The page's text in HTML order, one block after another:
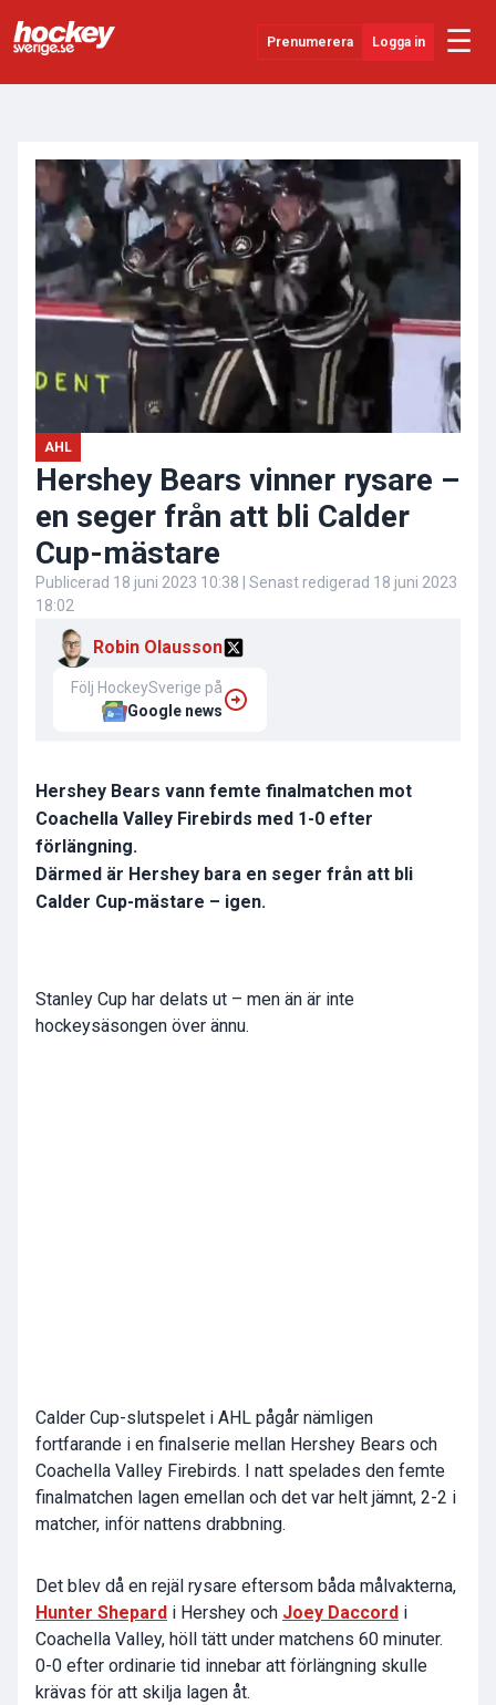
Prenumerera Logga in ☰
SHL
Evenemang
Övrigt
AHL
Hershey Bears vinner rysare –
en seger från att bli Calder
Cup-mästare
Publicerad 18 juni 2023 10:38 | Senast redigerad 18 juni 2023
18:02
Robin Olausson
Följ HockeySverige på
Google news
Hershey Bears vann femte finalmatchen mot
Coachella Valley Firebirds med 1-0 efter
förlängning.
Därmed är Hershey bara en seger från att bli
Calder Cup-mästare – igen.
Stanley Cup har delats ut – men än är inte
hockeysäsongen över ännu.
Calder Cup-slutspelet i AHL pågår nämligen
fortfarande i en finalserie mellan Hershey Bears och
Coachella Valley Firebirds. I natt spelades den femte
finalmatchen lagen emellan och det var helt jämnt, 2-2 i
matcher, inför nattens drabbning.
Det blev då en rejäl rysare eftersom båda målvakterna,
Hunter Shepard i Hershey och Joey Daccord i
Coachella Valley, höll tätt under matchens 60 minuter.
0-0 efter ordinarie tid innebar att förlängning skulle
krävas för att skilja lagen åt.